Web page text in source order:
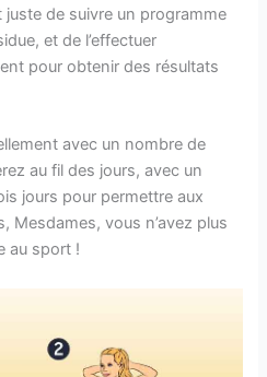
juste de suivre un programme
et de l’effectuer
pour obtenir des résultats
avec un nombre de
au fil des jours, avec un
jours pour permettre aux
Mesdames, vous n’avez plus
au sport !